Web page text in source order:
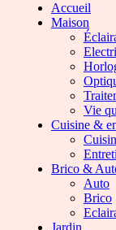
Accueil
Maison
Vie
Cuisine &
Brico &
Auto
Brico
Jardin